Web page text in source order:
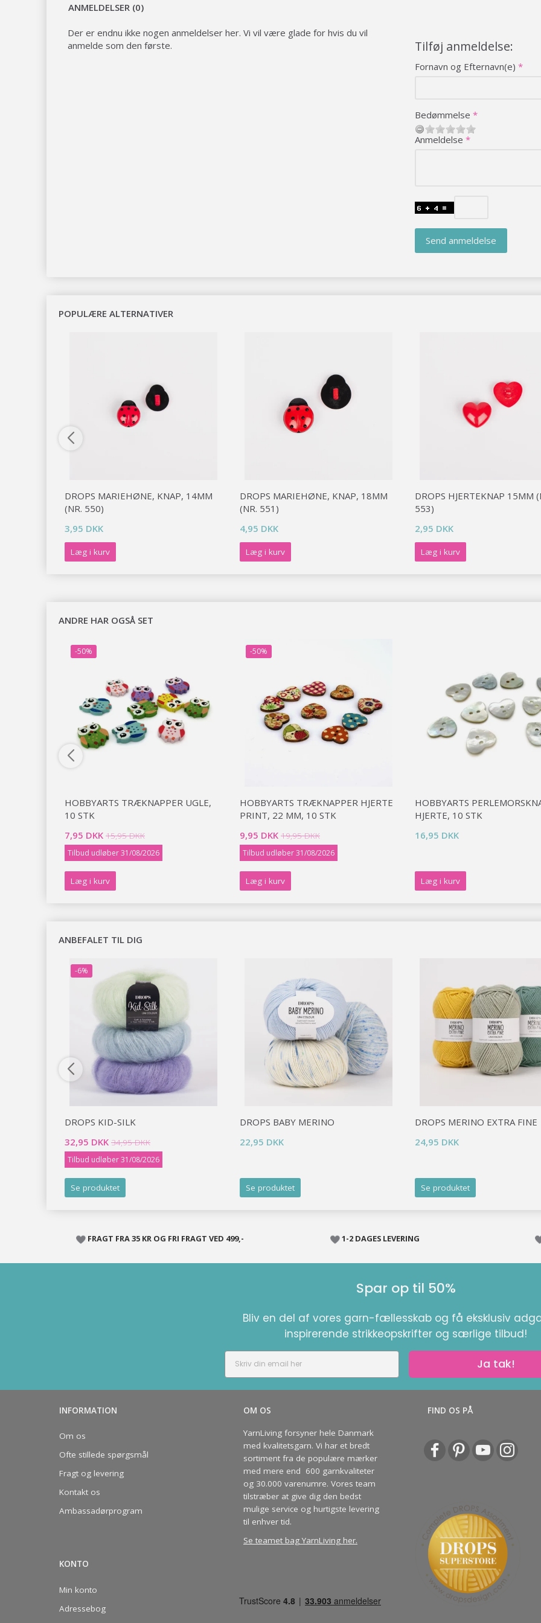
ANMELDELSER (0)
Der er endnu ikke nogen anmeldelser her. Vi vil være glade for hvis du vil
anmelde som den første.
Tilføj anmeldelse:
Fornavn og Efternavn(e)
Bedømmelse
Anmeldelse
Send anmeldelse
POPULÆRE ALTERNATIVER
DROPS MARIEHØNE, KNAP, 14MM
(NR. 550)
3,95 DKK
Læg i kurv
DROPS MARIEHØNE, KNAP, 18MM
(NR. 551)
4,95 DKK
Læg i kurv
DROPS HJERTEKNAP 15MM
553)
2,95 DKK
Læg i kurv
ANDRE HAR OGSÅ SET
-50%
HOBBYARTS TRÆKNAPPER UGLE,
10 STK
7,95 DKK 15,95 DKK
Tilbud udløber 31/08/2026
Læg i kurv
-50%
HOBBYARTS TRÆKNAPPER HJERTE
PRINT, 22 MM, 10 STK
9,95 DKK 19,95 DKK
Tilbud udløber 31/08/2026
Læg i kurv
HOBBYARTS
HJERTE, 10 STK
16,95 DKK
Læg i kurv
ANBEFALET TIL DIG
-6%
DROPS KID-SILK
32,95 DKK 34,95 DKK
Tilbud udløber 31/08/2026
Se produktet
DROPS BABY MERINO
22,95 DKK
Se produktet
DROPS MERINO EXTRA FINE
24,95 DKK
Se produktet
FRAGT FRA 35 KR OG FRI FRAGT VED 499,- 1-2 DAGES LEVERING
Spar op til 50%
Bliv en del af vores garn-fællesskab og få eksklusiv
inspirerende strikkeopskrifter og særlige tilbud!
Ja tak!
INFORMATION
Om os
Ofte stillede spørgsmål
Fragt og levering
Kontakt os
Ambassadørprogram
KONTO
Min konto
Adressebog
OM OS
YarnLiving forsyner hele Danmark
med kvalitetsgarn. Vi har et bredt
sortiment fra de populære mærker
med mere end 600 garnkvaliteter
og 30.000 varenumre. Vores team
tilstræber at give dig den bedst
mulige service og hurtigste levering
til enhver tid.
Se teamet bag YarnLiving her.
FIND OS PÅ
strikkeopskrifter og særlige tilbud!